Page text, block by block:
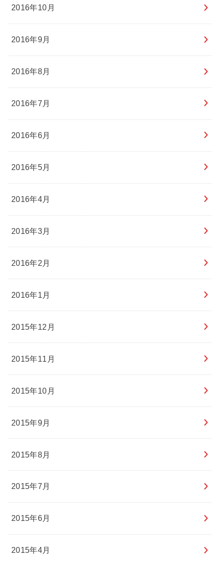
2016年10月
2016年9月
2016年8月
2016年7月
2016年6月
2016年5月
2016年4月
2016年3月
2016年2月
2016年1月
2015年12月
2015年11月
2015年10月
2015年9月
2015年8月
2015年7月
2015年6月
2015年4月